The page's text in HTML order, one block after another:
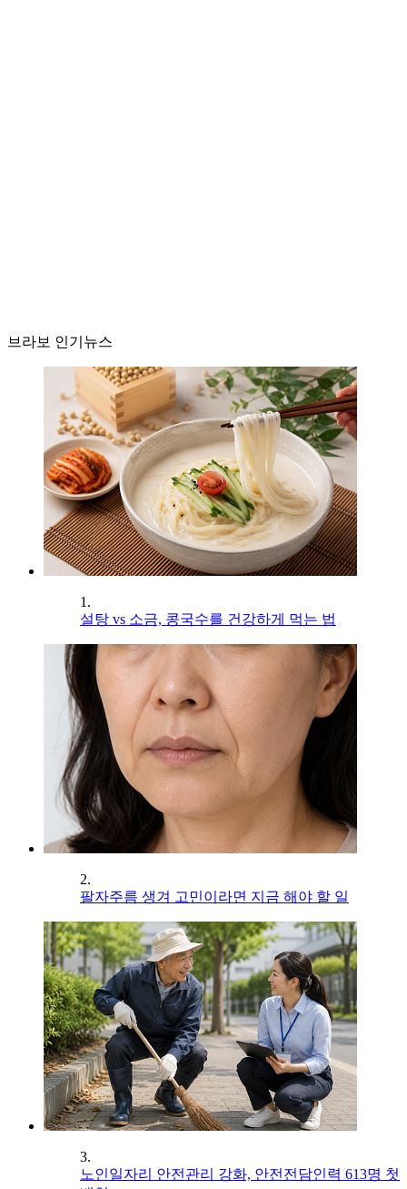
브라보 인기뉴스
1.
설탕 vs 소금, 콩국수를 건강하게 먹는 법
2.
팔자주름 생겨 고민이라면 지금 해야 할 일
3.
노인일자리 안전관리 강화, 안전전담인력 613명 첫